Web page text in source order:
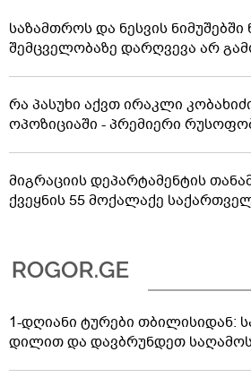
საზამთროს და ნესვის ნიმუშებში
შემცველობაზე დარღვევა არ
რა პასუხი აქვთ ირაკლი
ოპოზიციაში - პრემიერი
მიგრაციის დეპარტამენტის
ქვეყნის 55 მოქალაქე
1-დღიანი ტურები თბილისიდან:
დილით და დავბრუნდეთ